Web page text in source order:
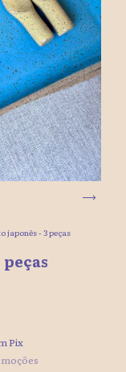
japonês - 3 peças
Pix